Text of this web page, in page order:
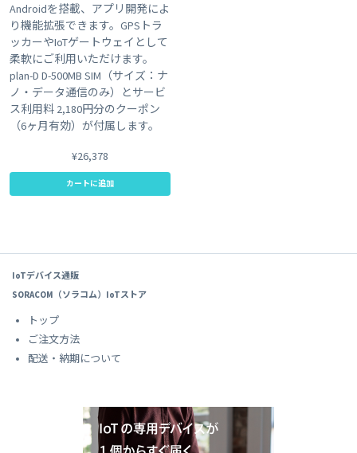
Androidを搭載、アプリ開発によ
り機能拡張できます。GPSトラ
ッカーやIoTゲートウェイとして
柔軟にご利用いただけます。
plan-D D-500MB SIM（サイズ：ナ
ノ・データ通信のみ）とサービ
ス利用料 2,180円分のクーポン
（6ヶ月有効）が付属します。
¥26,378
カートに追加
IoTデバイス通販
SORACOM（ソラコム）IoTストア
トップ
ご注文方法
配送・納期について